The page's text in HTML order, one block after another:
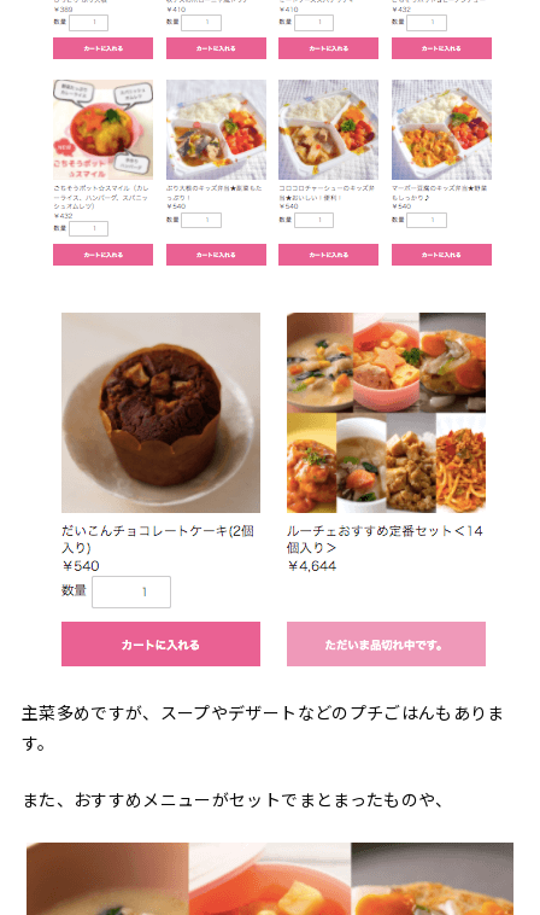
主菜多めですが、スープやデザートなどのプチごはんもありま
す。
また、おすすめメニューがセットでまとまったものや、